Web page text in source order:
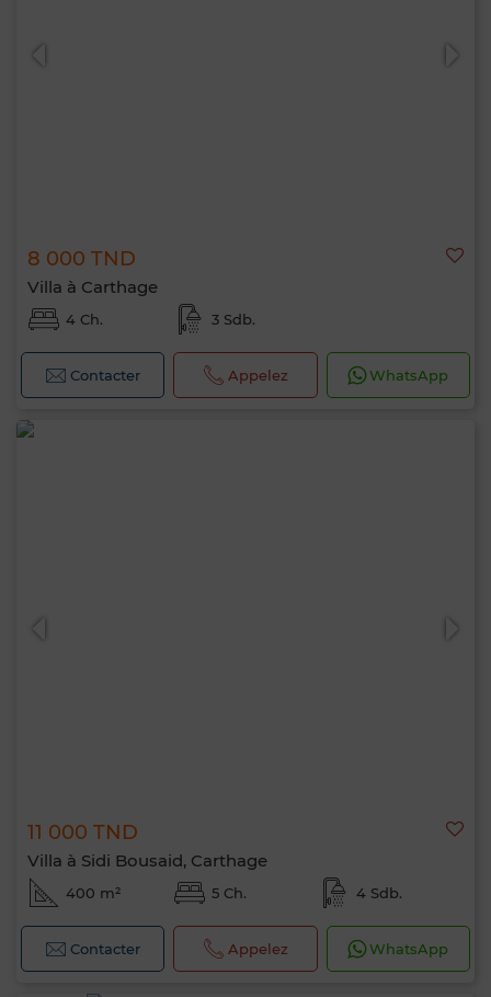
8 000 TND
Villa à Carthage
4 Ch. 3 Sdb.
Contacter Appelez WhatsApp
11 000 TND
Villa à Sidi Bousaid, Carthage
400 m² 5 Ch. 4 Sdb.
Contacter Appelez WhatsApp